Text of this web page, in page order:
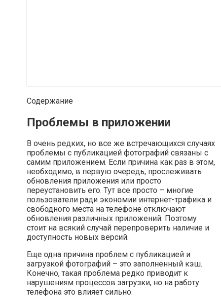
Содержание
Проблемы в приложении
В очень редких, но все же встречающихся случаях
проблемы с публикацией фотографий связаны с
самим приложением. Если причина как раз в этом,
необходимо, в первую очередь, прослеживать
обновления приложения или просто
переустановить его. Тут все просто – многие
пользователи ради экономии интернет-трафика и
свободного места на телефоне отключают
обновления различных приложений. Поэтому
стоит на всякий случай перепроверить наличие и
доступность новых версий.
Еще одна причина проблем с публикацией и
загрузкой фотографий – это заполненный кэш.
Конечно, такая проблема редко приводит к
нарушениям процессов загрузки, но на работу
телефона это влияет сильно.